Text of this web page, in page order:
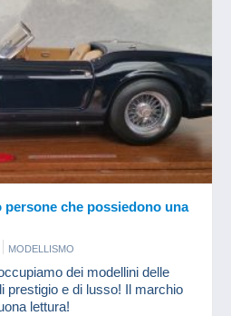
persone che possiedono una
MODELLISMO
dei modellini delle
prestigio e di lusso! Il marchio
lettura!